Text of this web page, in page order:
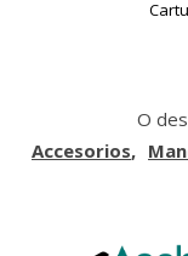
O
Accesorios